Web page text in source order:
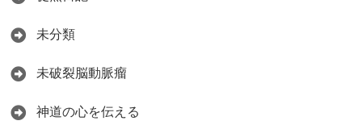
未分類
未破裂脳動脈瘤
神道の心を伝える